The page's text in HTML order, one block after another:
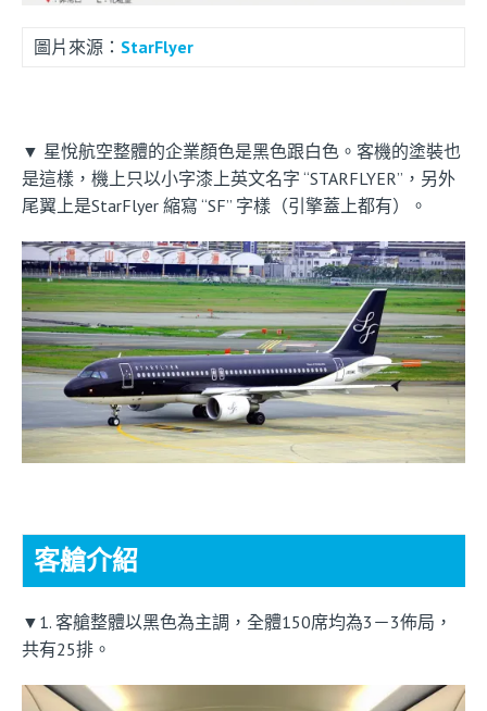
圖片來源： StarFlyer
▼ 星悅航空整體的企業顏色是黑色跟白色。客機的塗裝也
是這樣，機上只以小字漆上英文名字 “STARFLYER”，另外
尾翼上是StarFlyer 縮寫 “SF” 字樣（引擎蓋上都有）。
客艙介紹
▼1. 客艙整體以黑色為主調，全體150席均為3－3佈局，
共有25排。